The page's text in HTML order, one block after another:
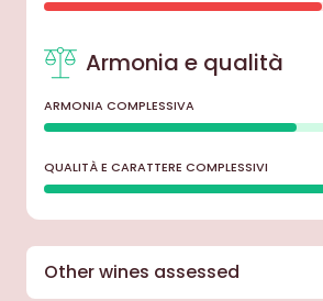
Armonia e qualità
ARMONIA COMPLESSIVA
QUALITÀ E CARATTERE COMPLESSIVI
Other wines assessed